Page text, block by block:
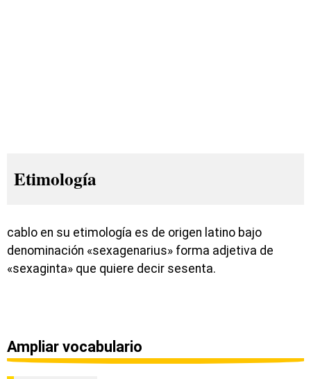
Etimología
cablo en su etimología es de origen latino bajo
denominación «sexagenarius» forma adjetiva de
«sexaginta» que quiere decir sesenta.
Ampliar vocabulario